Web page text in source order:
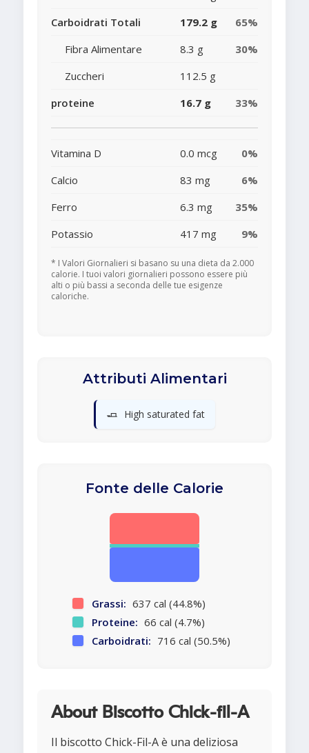
Carboidrati Totali
179.2 g
65%
Fibra Alimentare
8.3 g
30%
Zuccheri
112.5 g
proteine
16.7 g 33%
Vitamina D 0.0 mcg
0%
Calcio
83 mg
6%
Ferro
6.3 mg
35%
Potassio
417 mg 9%
* I Valori Giornalieri si basano su una dieta da 2.000
calorie. I tuoi valori giornalieri possono essere più
alti o più bassi a seconda delle tue esigenze
caloriche.
Attributi Alimentari
🧈 High saturated fat
Fonte delle Calorie
Grassi: 637 cal (44.8%)
Proteine: 66 cal (4.7%)
Carboidrati: 716 cal (50.5%)
About Biscotto Chick-fil-A
Il biscotto Chick-Fil-A è una deliziosa